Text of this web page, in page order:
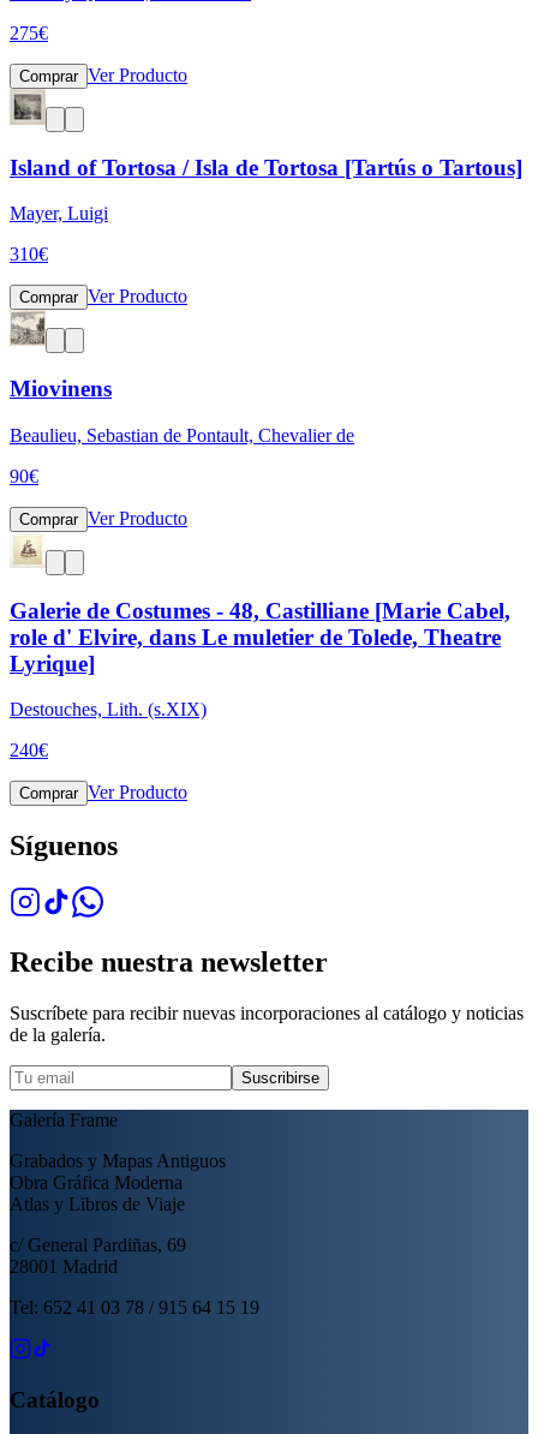
275€
Comprar Ver Producto
Island of Tortosa / Isla de Tortosa [Tartús o Tartous]
Mayer, Luigi
310€
Comprar Ver Producto
Miovinens
Beaulieu, Sebastian de Pontault, Chevalier de
90€
Comprar Ver Producto
Galerie de Costumes - 48, Castilliane [Marie Cabel,
role d' Elvire, dans Le muletier de Tolede, Theatre
Lyrique]
Destouches, Lith. (s.XIX)
240€
Comprar Ver Producto
Síguenos
Recibe nuestra newsletter
Suscríbete para recibir nuevas incorporaciones al catálogo y noticias
de la galería.
Suscribirse
Galería Frame
Grabados y Mapas Antiguos
Obra Gráfica Moderna
Atlas y Libros de Viaje
c/ General Pardiñas, 69
28001 Madrid
Tel: 652 41 03 78 / 915 64 15 19
Catálogo